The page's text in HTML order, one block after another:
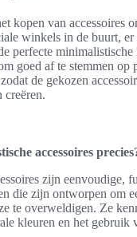
kopen van accessoires
winkels in de buurt,
perfecte minimalistische
goed af te stemmen op
de gekozen
creëren.
accessoires
zijn eenvoudige,
die zijn ontworpen om
te overweldigen. Ze
kleuren en het gebruik